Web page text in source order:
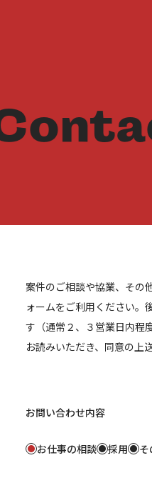
案件のご相談や協業、その
ォームをご利用ください。
す（通常２、３営業日内程
お読みいただき、同意の上
お問い合わせ内容
お仕事の相談 採用 そ